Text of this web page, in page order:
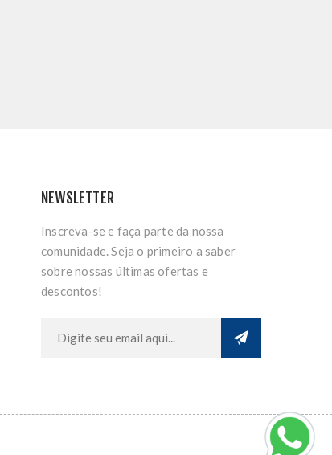
NEWSLETTER
Inscreva-se e faça parte da nossa
comunidade. Seja o primeiro a saber
sobre nossas últimas ofertas e
descontos!